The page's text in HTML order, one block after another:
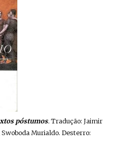
póstumos.Tradução: Jaimir
Swoboda Murialdo. Desterro: